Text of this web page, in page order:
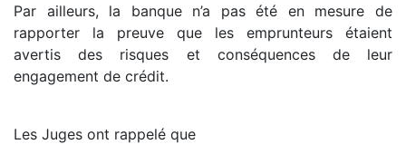
Par ailleurs, la banque n’a pas été en mesure de
rapporter la preuve que les emprunteurs étaient
avertis des risques et conséquences de leur
engagement de crédit.
Les Juges ont rappelé que